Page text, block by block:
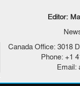
Editor:
Canada Office: 3018
Phone: +1
Email: